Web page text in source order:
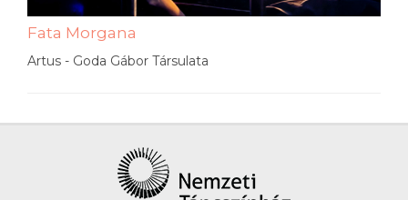
Fata Morgana
Artus - Goda Gábor Társulata